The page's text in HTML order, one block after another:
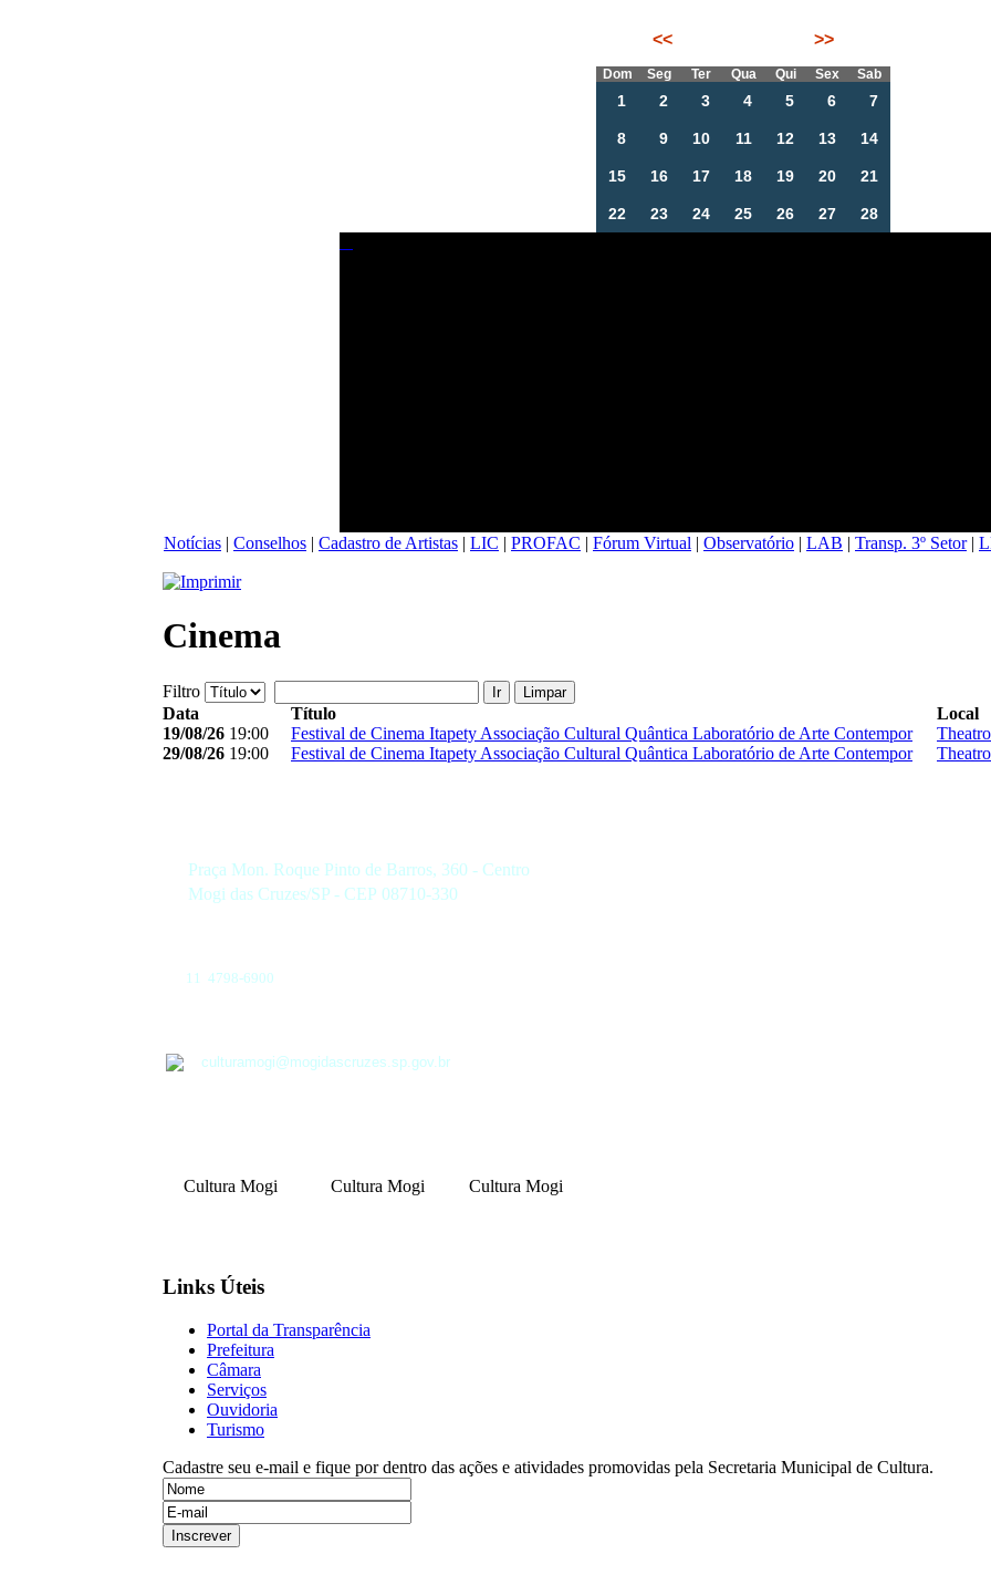
<< >>
Dom Seg Ter Qua Qui Sex Sab
1 2 3 4 5 6 7
8 9 10 11 12 13 14
15 16 17 18 19 20 21
22 23 24 25 26 27 28
Notícias | Conselhos | Cadastro de Artistas | LIC | PROFAC | Fórum Virtual | Observatório | LAB | Transp. 3º Setor|
Cinema
Filtro Ir Limpar
Data Título Local
19/08/26 19:00 Festival de Cinema Itapety Associação Cultural Quântica Laboratório de Arte Contempor
29/08/26 19:00 Festival de Cinema Itapety Associação Cultural Quântica Laboratório de Arte Contempor
Praça Mon. Roque Pinto de Barros, 360 - Centro
Mogi das Cruzes/SP - CEP 08710-330
11 4798-6900
culturamogi@mogidascruzes.sp.gov.br
Cultura Mogi Cultura Mogi Cultura Mogi
Links Úteis
Portal da Transparência
Prefeitura
Câmara
Serviços
Ouvidoria
Turismo
Cadastre seu e-mail e fique por dentro das ações e atividades promovidas pela Secretaria Municipal de Cultura.